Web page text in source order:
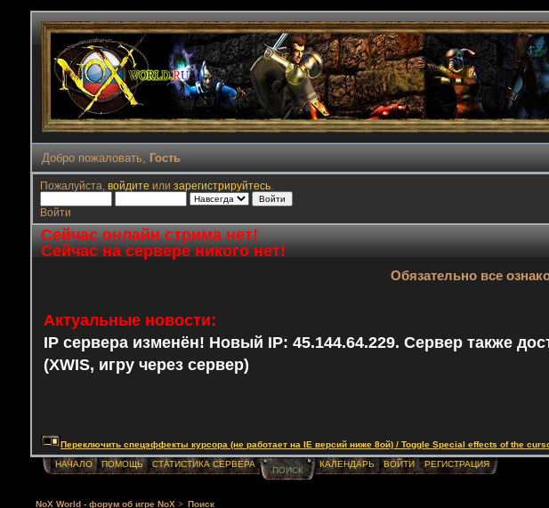
Добро пожаловать, Гость
Пожалуйста, войдите или зарегистрируйтесь.
Войти
Сейчас онлайн стрима нет!
Сейчас на сервере никого нет!
Обязательно все
Актуальные новости:
IP сервера изменён! Новый IP: 45.144.64.229. Сервер также
(XWIS, игру через сервер)
Переключить спецэффекты курсора (не работает на IE версий ниже 8ой) / Toggle Special effects of the
НАЧАЛО ПОМОЩЬ СТАТИСТИКА СЕРВЕРА
ПОИСК
КАЛЕНДАРЬ ВОЙТИ РЕГИСТРАЦИЯ
NoX World - форум об игре NoX > Поиск